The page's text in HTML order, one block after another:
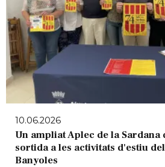
10.06.2026
Un ampliat Aplec de la
sortida a les activitats d'estiu
Banyoles